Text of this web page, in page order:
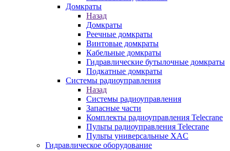
Домкраты
Назад
Домкраты
Реечные домкраты
Винтовые домкраты
Кабельные домкраты
Гидравлические бутылочные домкраты
Подкатные домкраты
Системы радиоуправления
Назад
Системы радиоуправления
Запасные части
Комплекты радиоуправления Telecrane
Пульты радиоуправления Telecrane
Пульты универсальные XAC
Гидравлическое оборудование